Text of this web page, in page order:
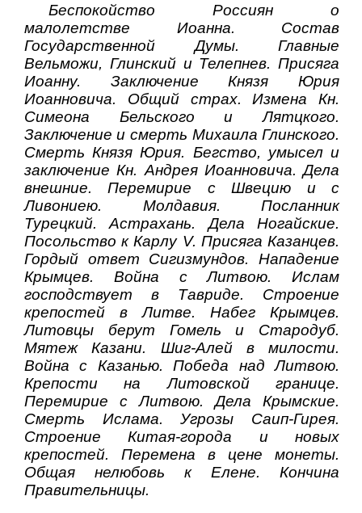
Беспокойство Россиян о
малолетстве Иоанна. Состав
Государственной Думы. Главные
Вельможи, Глинский и Телепнев. Присяга
Иоанну. Заключение Князя Юрия
Иоанновича. Общий страх. Измена Кн.
Симеона Бельского и Лятцкого.
Заключение и смерть Михаила Глинского.
Смерть Князя Юрия. Бегство, умысел и
заключение Кн. Андрея Иоанновича. Дела
внешние. Перемирие с Швецию и с
Ливониею. Молдавия. Посланник
Турецкий. Астрахань. Дела Ногайские.
Посольство к Карлу V. Присяга Казанцев.
Гордый ответ Сигизмундов. Нападение
Крымцев. Война с Литвою. Ислам
господствует в Тавриде. Строение
крепостей в Литве. Набег Крымцев.
Литовцы берут Гомель и Стародуб.
Мятеж Казани. Шиг-Алей в милости.
Война с Казанью. Победа над Литвою.
Крепости на Литовской границе.
Перемирие с Литвою. Дела Крымские.
Смерть Ислама. Угрозы Саип-Гирея.
Строение Китая-города и новых
крепостей. Перемена в цене монеты.
Общая нелюбовь к Елене. Кончина
Правительницы.